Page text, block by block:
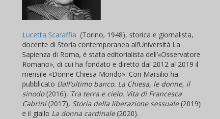
Lucetta Scaraffia (Torino, 1948), storica e giornalista,
docente di Storia contemporanea all’Università La
Sapienza di Roma, è stata editorialista dell’«Osservatore
Romano», di cui ha fondato e diretto dal 2012 al 2019 il
mensile «Donne Chiesa Mondo». Con Marsilio ha
pubblicato Dall’ultimo banco. La Chiesa, le donne, il
sinodo(2016), Tra terra e cielo. Vita di Francesca
Cabrini(2017), Storia della liberazione sessuale(2019)
e il giallo La donna cardinale(2020).